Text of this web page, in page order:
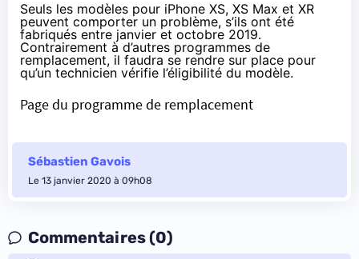
Seuls les modèles pour iPhone XS, XS Max et XR
peuvent comporter un problème, s’ils ont été
fabriqués entre janvier et octobre 2019.
Contrairement à d’autres programmes de
remplacement, il faudra se rendre sur place pour
qu’un technicien vérifie l’éligibilité du modèle.
Page du programme de remplacement
Sébastien Gavois
Le 13 janvier 2020 à 09h08
Commentaires (0)